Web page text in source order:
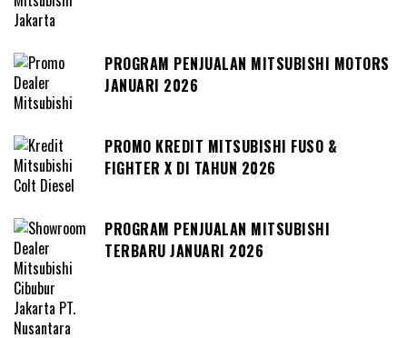
PROGRAM PENJUALAN MITSUBISHI MOTORS
JANUARI 2026
PROMO KREDIT MITSUBISHI FUSO &
FIGHTER X DI TAHUN 2026
PROGRAM PENJUALAN MITSUBISHI
TERBARU JANUARI 2026